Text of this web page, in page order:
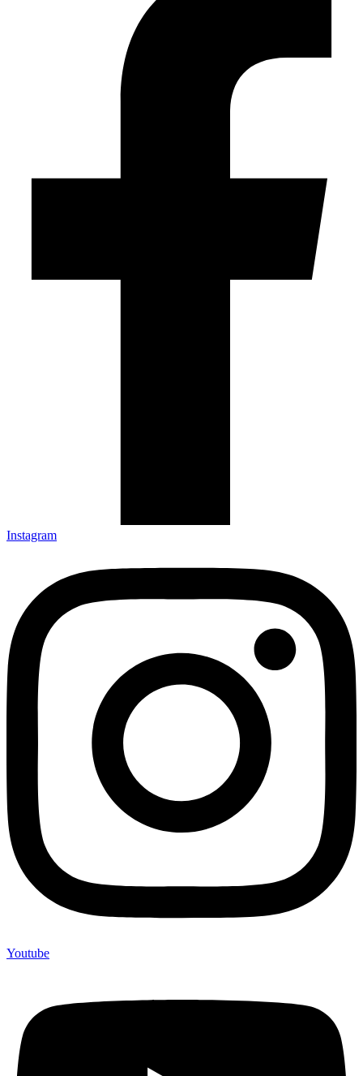
Instagram
Youtube